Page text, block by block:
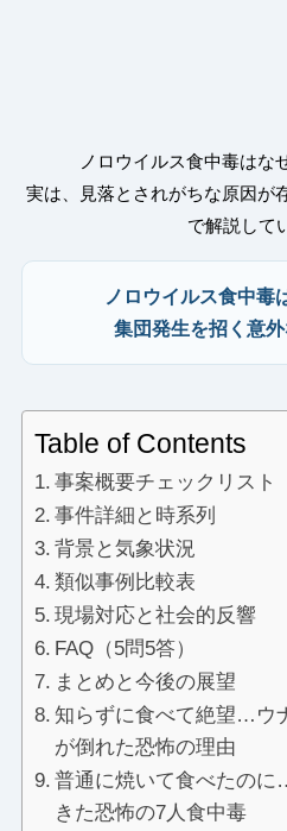
ノロウイルス食中毒はな
実は、見落とされがちな原因が
で解説して
ノロウイルス食中毒
集団発生を招く意
Table of Contents
事案概要チェックリスト
事件詳細と時系列
背景と気象状況
類似事例比較表
現場対応と社会的反響
FAQ（5問5答）
まとめと今後の展望
知らずに食べて絶望…ウ
が倒れた恐怖の理由
普通に焼いて食べたの
きた恐怖の7人食中毒